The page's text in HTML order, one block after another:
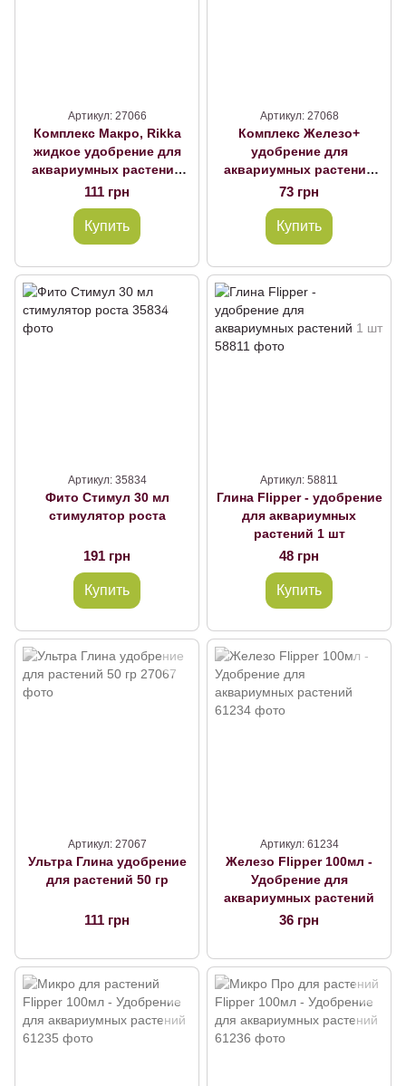
Артикул: 27066
Комплекс Макро, Rikka
жидкое удобрение для
аквариумных растений
250 мл
111 грн
Купить
Артикул: 27068
Комплекс Железо+
удобрение для
аквариумных растений
100 мл
73 грн
Купить
Артикул: 35834
Фито Стимул 30 мл
стимулятор роста
191 грн
Купить
Артикул: 58811
Глина Flipper - удобрение
для аквариумных
растений 1 шт
48 грн
Купить
Артикул: 27067
Ультра Глина удобрение
для растений 50 гр
111 грн
Артикул: 61234
Железо Flipper 100мл -
Удобрение для
аквариумных растений
36 грн